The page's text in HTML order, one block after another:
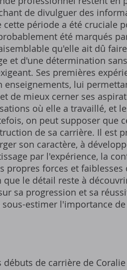
de divulguer des
période a été cruciale
été marqués
qu'elle ait dû
et d'une détermination
Ses premières
lui
de mieux cerner ses
où elle a travaillé, et
on peut supposer que
de sa carrière. Il est
son caractère, à
par l'expérience, la
propres forces et
le détail reste à
sa progression et sa
estimer l'importance de
de carrière de